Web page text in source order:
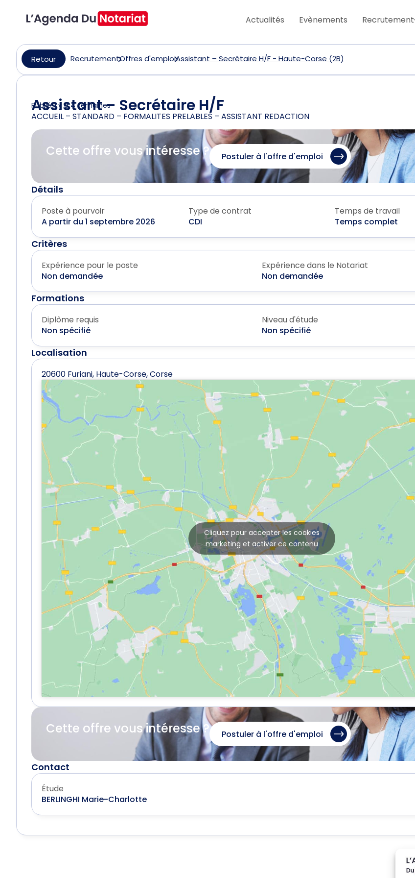
Actualités Evènements Recrutement
Retour RecrutementOffres d'emploiAssistant – Secrétaire H/F - Haute-Corse (2B)
Assistant – Secrétaire H/F
Publié il y a 4 semaines
ACCUEIL – STANDARD – FORMALITES PRELABLES – ASSISTANT REDACTION
Cette offre vous intéresse ? Postuler à l'offre d'emploi
Détails
Poste à pourvoir
A partir du 1 septembre 2026
Type de contrat
CDI
Temps de travail
Temps complet
Critères
Expérience pour le poste
Non demandée
Expérience dans le Notariat
Non demandée
Formations
Diplôme requis
Non spécifié
Niveau d'étude
Non spécifié
Localisation
20600 Furiani, Haute-Corse, Corse
Cliquez pour accepter les cookies
marketing et activer ce contenu
Cette offre vous intéresse ? Postuler à l'offre d'emploi
Contact
Étude
BERLINGHI Marie-Charlotte